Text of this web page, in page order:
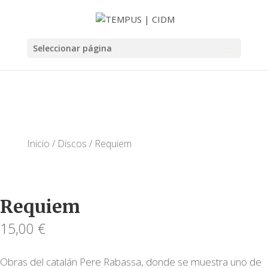
Seleccionar página
Inicio / Discos / Requiem
Requiem
15,00 €
Obras del catalán Pere Rabassa, donde se muestra uno de